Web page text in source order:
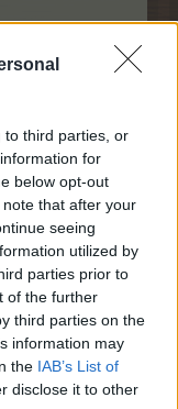
to third parties, or
for
below opt-out
that after your
seeing
utilized by
parties prior to
of the further
third parties on the
information may
the IAB’s List of
disclose it to other